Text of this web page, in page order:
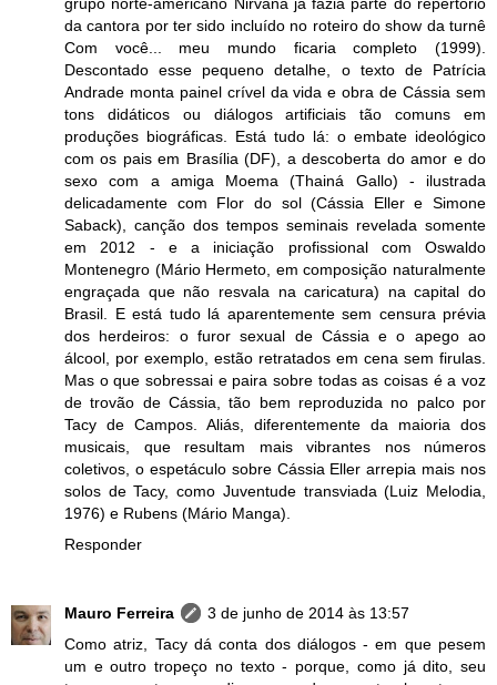
da cantora por ter sido incluído no roteiro do show da turnê
Com você... meu mundo ficaria completo (1999).
Descontado esse pequeno detalhe, o texto de Patrícia
Andrade monta painel crível da vida e obra de Cássia sem
tons didáticos ou diálogos artificiais tão comuns em
produções biográficas. Está tudo lá: o embate ideológico
com os pais em Brasília (DF), a descoberta do amor e do
sexo com a amiga Moema (Thainá Gallo) - ilustrada
delicadamente com Flor do sol (Cássia Eller e Simone
Saback), canção dos tempos seminais revelada somente
em 2012 - e a iniciação profissional com Oswaldo
Montenegro (Mário Hermeto, em composição naturalmente
engraçada que não resvala na caricatura) na capital do
Brasil. E está tudo lá aparentemente sem censura prévia
dos herdeiros: o furor sexual de Cássia e o apego ao
álcool, por exemplo, estão retratados em cena sem firulas.
Mas o que sobressai e paira sobre todas as coisas é a voz
de trovão de Cássia, tão bem reproduzida no palco por
Tacy de Campos. Aliás, diferentemente da maioria dos
musicais, que resultam mais vibrantes nos números
coletivos, o espetáculo sobre Cássia Eller arrepia mais nos
solos de Tacy, como Juventude transviada (Luiz Melodia,
1976) e Rubens (Mário Manga).
Responder
Mauro Ferreira
3 de junho de 2014 às 13:57
Como atriz, Tacy dá conta dos diálogos - em que pesem
um e outro tropeço no texto - porque, como já dito, seu